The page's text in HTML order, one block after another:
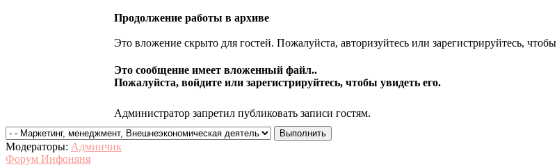
Продолжение работы в архиве
Это вложение скрыто для гостей. Пожалуйста, авторизуйтесь или зарегистрируйтесь, чтобы
Это сообщение имеет вложенный файл..
Пожалуйста, войдите или зарегистрируйтесь, чтобы увидеть его.
Администратор запретил публиковать записи гостям.
Модераторы: Админчик
Форум Инфоняня